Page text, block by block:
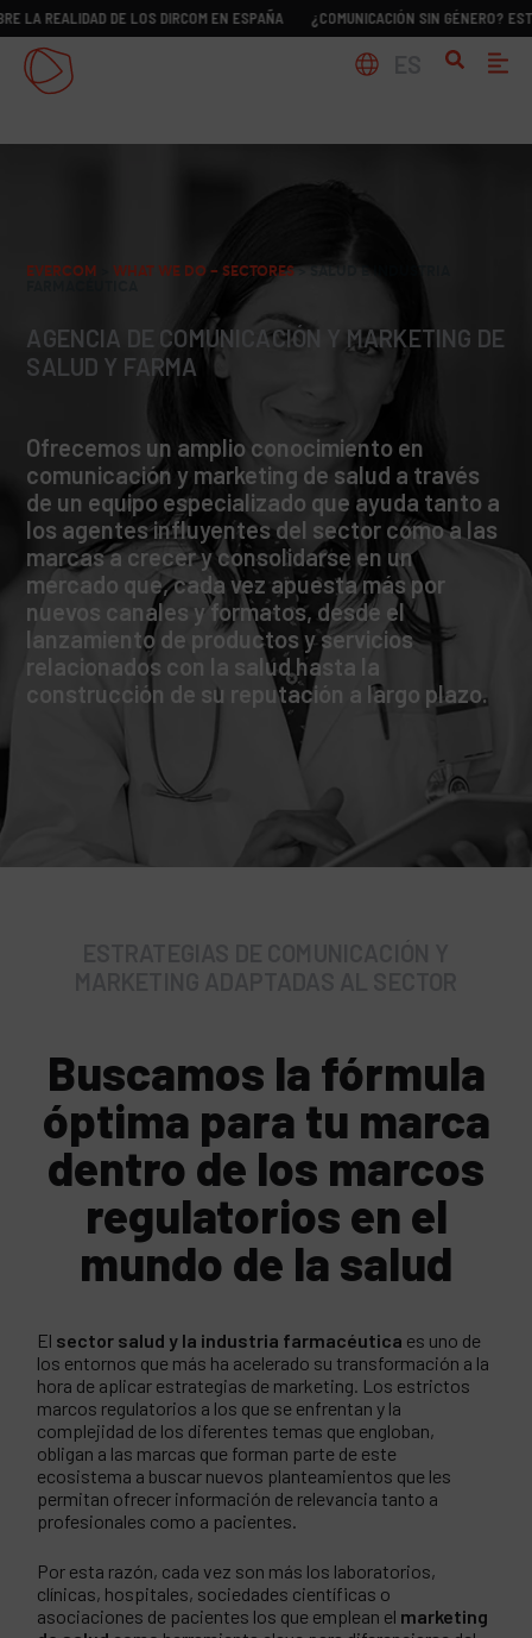
DE LOS DIRCOM EN ESPAÑA ¿COMUNICACIÓN SIN GÉNERO? ESTUDIO
EVERCOM >WHAT WE DO – SECTORES>
SALUD E INDUSTRIA
AGENCIA DE COMUNICACIÓN Y MARKETING DE
SALUD Y FARMA
Ofrecemos un amplio conocimiento en
comunicación y marketing de salud a través
de un equipo especializado que ayuda tanto a
los agentes influyentes del sector como a las
marcas a crecer y consolidarse en un
mercado que, cada vez apuesta más por
nuevos canales y formatos, desde el
lanzamiento de productos y servicios
relacionados con la salud hasta la
construcción de su reputación a largo plazo.
Buscamos la fórmula
óptima para tu marca
dentro de los marcos
regulatorios en el
mundo de la salud
El sector salud y la industria farmacéutica es uno de
los entornos que más ha acelerado su transformación a la
hora de aplicar estrategias de marketing. Los estrictos
marcos regulatorios a los que se enfrentan y la
complejidad de los diferentes temas que engloban,
obligan a las marcas que forman parte de este
ecosistema a buscar nuevos planteamientos que les
permitan ofrecer información de relevancia tanto a
profesionales como a pacientes.
Por esta razón, cada vez son más los laboratorios,
clínicas, hospitales, sociedades científicas o
asociaciones de pacientes los que emplean el marketing